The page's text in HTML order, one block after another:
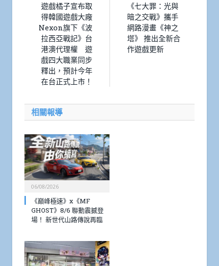
遊戲橘子宣布取
得韓國遊戲大廠
Nexon旗下《波
拉西亞戰記》台
港澳代理權 遊
戲四大職業同步
釋出，預計今年
在台正式上市！
《七大罪：光與
暗之交戰》攜手
網路漫畫《神之
塔》 推出全新合
作遊戲更新
相關報導
06/08/2026
《巔峰極速》x《MF
GHOST》8/6 聯動震撼登
場！ 新世代山路傳說再臨